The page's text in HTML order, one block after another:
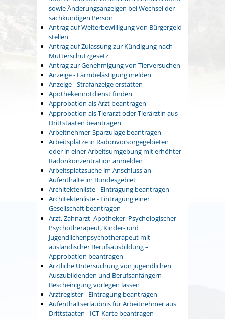
sowie Änderungsanzeigen bei Wechsel der
sachkundigen Person
Antrag auf Weiterbewilligung von Bürgergeld
stellen
Antrag auf Zulassung zur Kündigung nach
Mutterschutzgesetz
Antrag zur Genehmigung von Tierversuchen
Anzeige - Lärmbelästigung melden
Anzeige - Strafanzeige erstatten
Apothekennotdienst finden
Approbation als Arzt beantragen
Approbation als Tierarzt oder Tierärztin aus
Drittstaaten beantragen
Arbeitnehmer-Sparzulage beantragen
Arbeitsplätze in Radonvorsorgegebieten
oder in einer Arbeitsumgebung mit erhöhter
Radonkonzentration anmelden
Arbeitsplatzsuche im Anschluss an
Aufenthalte im Bundesgebiet
Architektenliste - Eintragung beantragen
Architektenliste - Eintragung einer
Gesellschaft beantragen
Arzt, Zahnarzt, Apotheker, Psychologischer
Psychotherapeut, Kinder- und
Jugendlichenpsychotherapeut mit
ausländischer Berufsausbildung –
Approbation beantragen
Ärztliche Untersuchung von jugendlichen
Auszubildenden und Berufsanfängern -
Bescheinigung vorlegen lassen
Arztregister - Eintragung beantragen
Aufenthaltserlaubnis für Arbeitnehmer aus
Drittstaaten - ICT-Karte beantragen